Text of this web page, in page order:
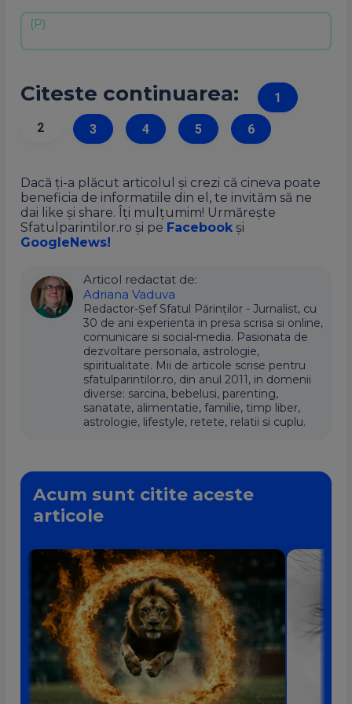
Citeste continuarea:
1
2
3 4 5 6
Dacă ți-a plăcut articolul și crezi că cineva poate
beneficia de informatiile din el, te invităm să ne
dai like și share. Îți mulțumim! Urmărește
Sfatulparintilor.ro și pe Facebook și
GoogleNews!
Articol redactat de:
Adriana Vaduva
Redactor-Șef Sfatul Părinților - Jurnalist, cu
30 de ani experienta in presa scrisa si online,
comunicare si social-media. Pasionata de
dezvoltare personala, astrologie,
spiritualitate. Mii de articole scrise pentru
sfatulparintilor.ro, din anul 2011, in domenii
diverse: sarcina, bebelusi, parenting,
sanatate, alimentatie, familie, timp liber,
astrologie, lifestyle, retete, relatii si cuplu.
Acum sunt citite aceste
articole